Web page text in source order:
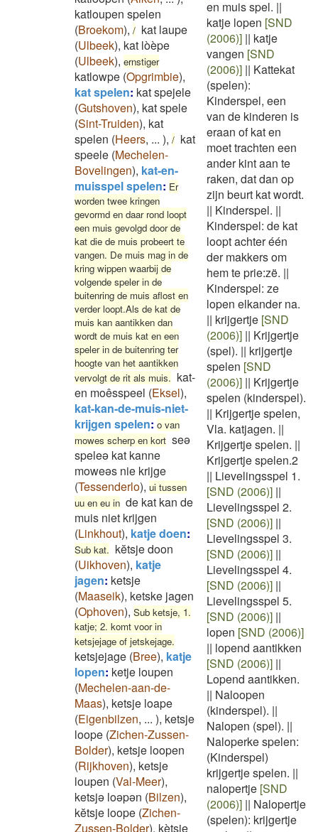
katloupen spelen
(Broekom), / kat laupe
(Ulbeek), kat lòèpe
(Ulbeek), ernstiger
katlowpe (Opgrimbie),
kat spelen: kat spejele
(Gutshoven), kat spele
(Sint-Truiden), kat
spelen (Heers, ... ), / kat
speele (Mechelen-
Bovelingen), kat-en-
muisspel spelen: Er
worden twee kringen
gevormd en daar rond loopt
een muis gevolgd door de
kat die de muis probeert te
vangen. De muis mag in de
kring wippen waarbij de
volgende speler in de
buitenring de muis aflost en
verder loopt.Als de kat de
muis kan aantikken dan
wordt de muis kat en een
speler in de buitenring ter
hoogte van het aantikken
vervolgt de rit als muis. kat-
en moêsspeel (Eksel),
kat-kan-de-muis-niet-
krijgen spelen: o van
mowes scherp en kort seə
speleə kat kanne
moweəs nie krijge
(Tessenderlo), ui tussen
uu en eu in de kat kan de
muis niet krijgen
(Linkhout), katje doen:
Sub kat. kĕtsje doon
(Uikhoven), katje
jagen: ketsje
(Maaseik), ketske jagen
(Ophoven), Sub ketsje, 1.
katje; 2. komt voor in
ketsjejage of jetskejage.
ketsjejage (Bree), katje
lopen: ketje loupen
(Mechelen-aan-de-
Maas), ketsje loape
(Eigenbilzen, ... ), ketsje
loope (Zichen-Zussen-
Bolder), ketsje loopen
(Rijkhoven), ketsje
loupen (Val-Meer),
ketsjə loəpən (Bilzen),
kĕtsje loope (Zichen-
Zussen-Bolder), kètsje
en muis spel. ||
katje lopen [SND
(2006)] || katje
vangen [SND
(2006)] || Kattekat
(spelen):
Kinderspel, een
van de kinderen is
eraan of kat en
moet trachten een
ander kint aan te
raken, dat dan op
zijn beurt kat wordt.
|| Kinderspel. ||
Kinderspel: de kat
loopt achter één
der makkers om
hem te prie:zë. ||
Kinderspel: ze
lopen elkander na.
|| krijgertje [SND
(2006)] || Krijgertje
(spel). || krijgertje
spelen [SND
(2006)] || Krijgertje
spelen (kinderspel).
|| Krijgertje spelen,
Vla. katjagen. ||
Krijgertje spelen. ||
Krijgertje spelen.2
|| Lievelingsspel 1.
[SND (2006)] ||
Lievelingsspel 2.
[SND (2006)] ||
Lievelingsspel 3.
[SND (2006)] ||
Lievelingsspel 4.
[SND (2006)] ||
Lievelingsspel 5.
[SND (2006)] ||
lopen [SND (2006)]
|| lopend aantikken
[SND (2006)] ||
Lopend aantikken.
|| Naloopen
(kinderspel). ||
Nalopen (spel). ||
Naloperke spelen:
(Kinderspel)
krijgertje spelen. ||
nalopertje [SND
(2006)] || Nalopertje
(spelen): krijgertje